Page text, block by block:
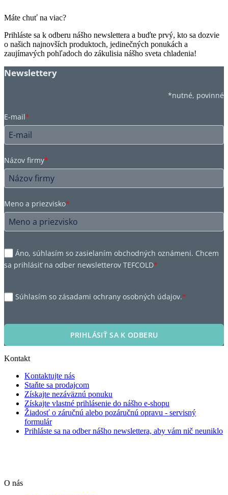
Máte chuť na viac?
Prihláste sa k odberu nášho newslettera a buďte prvý, kto sa dozvie
o našich najnovších produktoch, jedinečných ponukách a
zaujímavých pohľadoch do zákulisia nášho sveta chladenia!
Newslettery
*nutné, povinné
E-mail*
Názov firmy*
Meno a priezvisko*
Áno, súhlasím so zasielaním obchodných oznámeni. Chcem
sa prihlásiť na odber newsletterov TEFCOLD*
Súhlasím so zásadami ochrany osobných údajov.*
PRIHLÁSIŤ SA K ODBERU
Kontakt
Kontaktujte nás
Staňte sa prodajcom
Získajte nezáväznú ponuku
Získajte vlastné prihlásenie do nášho e-shopu
Žiadosť o záručnú alebo pozáručnú opravu - servisný
formulár
Prihláste sa na odber nášho newslettera, aby vám nič neuniklo
O nás